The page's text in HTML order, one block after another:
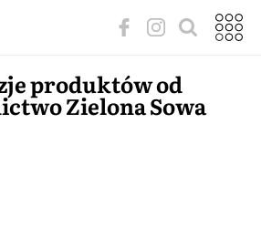
produktów od
Zielona Sowa